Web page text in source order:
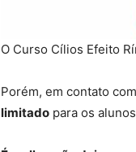
O Curso Cílios Efeito
Porém, em contato
limitado para os